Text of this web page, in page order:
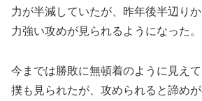
力が半減していたが、昨年後半辺り
力強い攻めが見られるようになった。
今までは勝敗に無頓着のように見え
撲も見られたが、攻められると諦め